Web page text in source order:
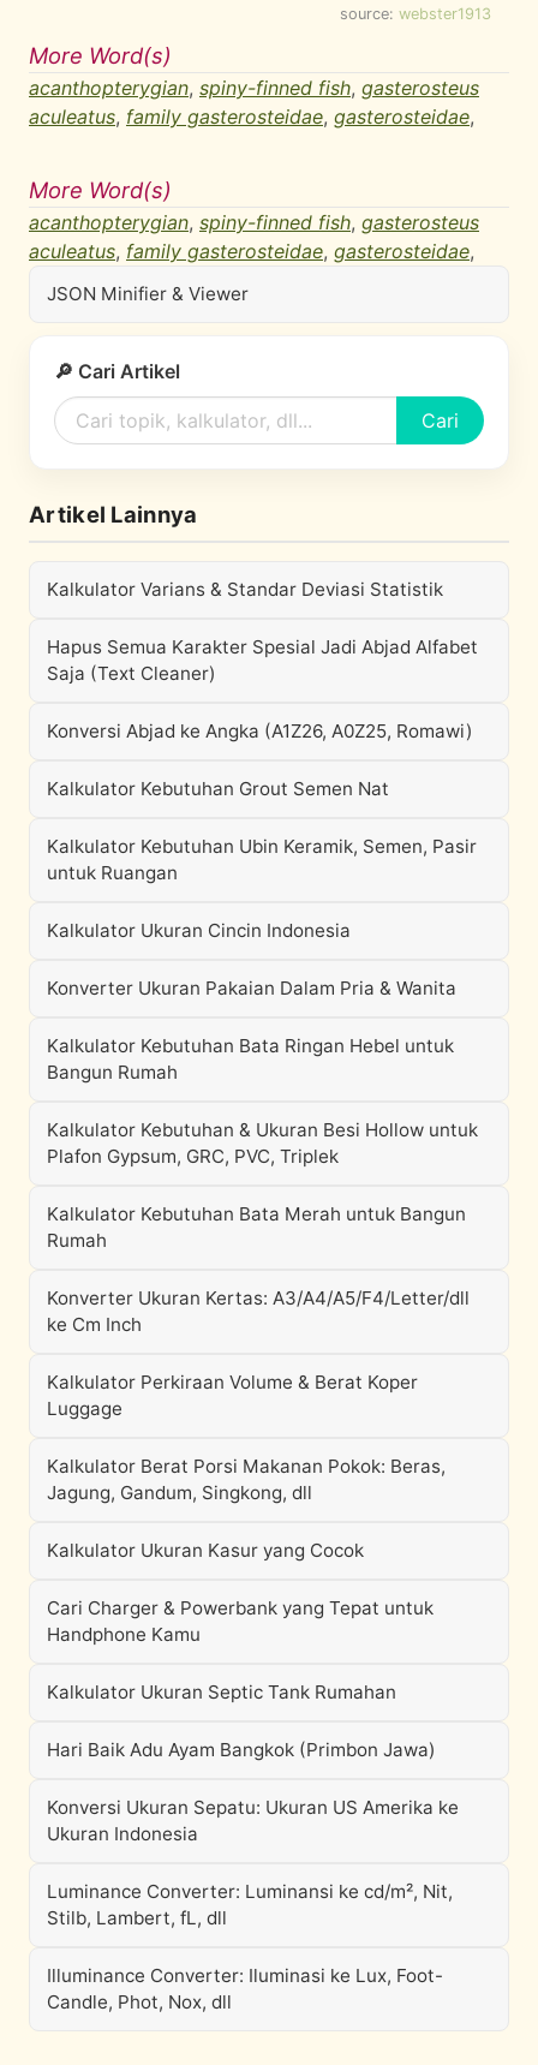
source: webster1913
More Word(s)
acanthopterygian, spiny-finned fish, gasterosteus
aculeatus, family gasterosteidae, gasterosteidae,
More Word(s)
acanthopterygian, spiny-finned fish, gasterosteus
aculeatus, family gasterosteidae, gasterosteidae,
JSON Minifier & Viewer
🔎 Cari Artikel
Cari
Artikel Lainnya
Kalkulator Varians & Standar Deviasi Statistik
Hapus Semua Karakter Spesial Jadi Abjad Alfabet
Saja (Text Cleaner)
Konversi Abjad ke Angka (A1Z26, A0Z25, Romawi)
Kalkulator Kebutuhan Grout Semen Nat
Kalkulator Kebutuhan Ubin Keramik, Semen, Pasir
untuk Ruangan
Kalkulator Ukuran Cincin Indonesia
Konverter Ukuran Pakaian Dalam Pria & Wanita
Kalkulator Kebutuhan Bata Ringan Hebel untuk
Bangun Rumah
Kalkulator Kebutuhan & Ukuran Besi Hollow untuk
Plafon Gypsum, GRC, PVC, Triplek
Kalkulator Kebutuhan Bata Merah untuk Bangun
Rumah
Konverter Ukuran Kertas: A3/A4/A5/F4/Letter/dll
ke Cm Inch
Kalkulator Perkiraan Volume & Berat Koper
Luggage
Kalkulator Berat Porsi Makanan Pokok: Beras,
Jagung, Gandum, Singkong, dll
Kalkulator Ukuran Kasur yang Cocok
Cari Charger & Powerbank yang Tepat untuk
Handphone Kamu
Kalkulator Ukuran Septic Tank Rumahan
Hari Baik Adu Ayam Bangkok (Primbon Jawa)
Konversi Ukuran Sepatu: Ukuran US Amerika ke
Ukuran Indonesia
Luminance Converter: Luminansi ke cd/m², Nit,
Stilb, Lambert, fL, dll
Illuminance Converter: Iluminasi ke Lux, Foot-
Candle, Phot, Nox, dll